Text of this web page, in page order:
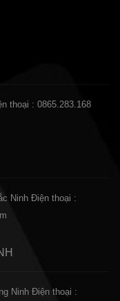
thoại : 0865.283.168
Ninh Điện thoại :
Ninh Điện thoại :